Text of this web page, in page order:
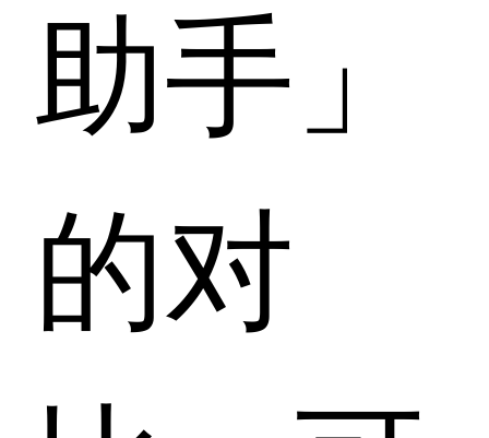
助手」
的对